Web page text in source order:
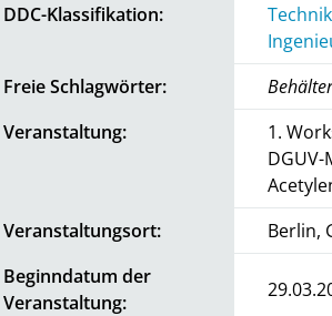
DDC-Klassifikation:
Freie Schlagwörter:
Veranstaltung:
1.
Veranstaltungsort:
Berlin,
Beginndatum der
Veranstaltung: